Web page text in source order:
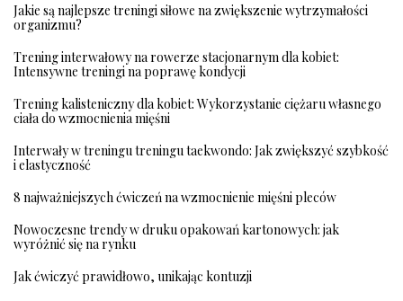
Jakie są najlepsze treningi siłowe na zwiększenie wytrzymałości
organizmu?
Trening interwałowy na rowerze stacjonarnym dla kobiet:
Intensywne treningi na poprawę kondycji
Trening kalisteniczny dla kobiet: Wykorzystanie ciężaru własnego
ciała do wzmocnienia mięśni
Interwały w treningu treningu taekwondo: Jak zwiększyć szybkość
i elastyczność
8 najważniejszych ćwiczeń na wzmocnienie mięśni pleców
Nowoczesne trendy w druku opakowań kartonowych: jak
wyróżnić się na rynku
Jak ćwiczyć prawidłowo, unikając kontuzji